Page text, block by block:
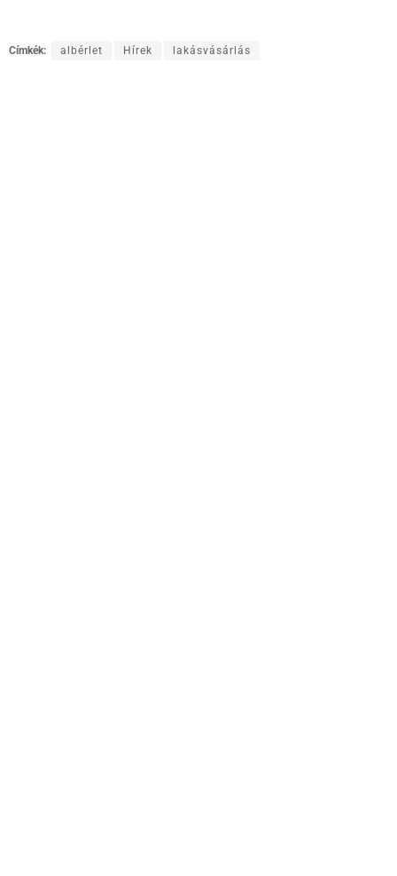
Címkék: albérlet Hírek lakásvásárlás